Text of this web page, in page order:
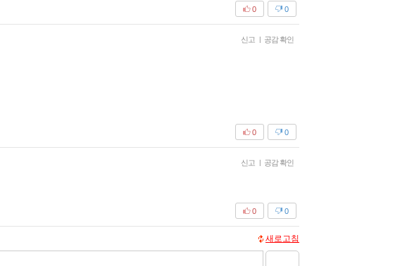
0
0
신고 | 공감 확인
0
0
신고 | 공감 확인
0
0
새로고침